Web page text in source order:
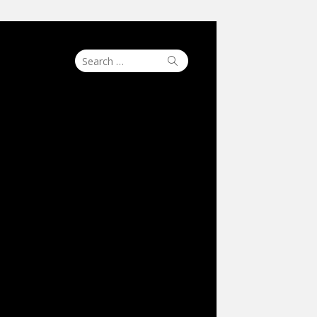
Search
for:
Search